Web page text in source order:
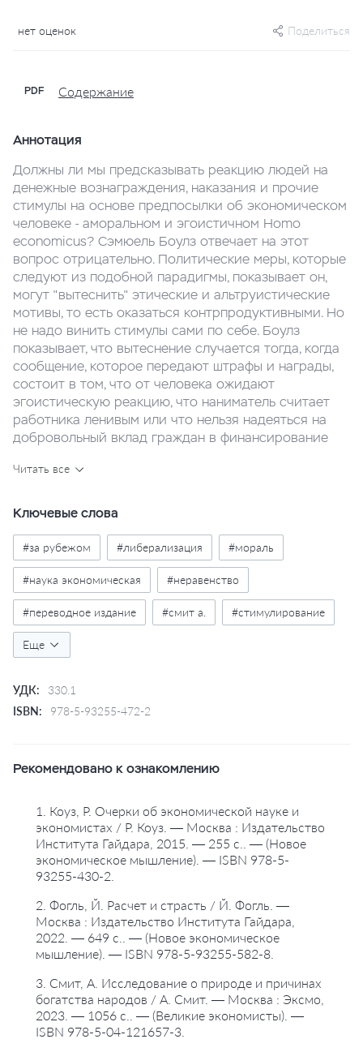
нет оценок Поделиться
PDF Содержание
Аннотация
Должны ли мы предсказывать реакцию людей на
денежные вознаграждения, наказания и прочие
стимулы на основе предпосылки об экономическом
человеке - аморальном и эгоистичном Homo
economicus? Сэмюель Боулз отвечает на этот
вопрос отрицательно. Политические меры, которые
следуют из подобной парадигмы, показывает он,
могут "вытеснить" этические и альтруистические
мотивы, то есть оказаться контрпродуктивными. Но
не надо винить стимулы сами по себе. Боулз
показывает, что вытеснение случается тогда, когда
сообщение, которое передают штрафы и награды,
состоит в том, что от человека ожидают
эгоистическую реакцию, что наниматель считает
работника ленивым или что нельзя надеяться на
добровольный вклад граждан в финансирование
современных примеров, а также поведенческих
продуманные стимулы могут дополнять
хорошее управление.
Читать все
Ключевые слова
#за рубежом #либерализация #мораль
#наука экономическая #неравенство
#переводное издание #смит а. #стимулирование
#теория экономики
#человек экономический
#экономические исследования
#экономическое поведение
Еще
УДК:
330.1
ISBN:
978-5-93255-472-2
Рекомендовано к ознакомлению
1. Коуз, Р. Очерки об экономической науке и
экономистах / Р. Коуз. — Москва : Издательство
Института Гайдара, 2015. — 255 с.. — (Новое
экономическое мышление). — ISBN 978-5-
93255-430-2.
2. Фогль, Й. Расчет и страсть / Й. Фогль. —
Москва : Издательство Института Гайдара,
2022. — 649 с.. — (Новое экономическое
мышление). — ISBN 978-5-93255-582-8.
3. Смит, А. Исследование о природе и причинах
богатства народов / А. Смит. — Москва : Эксмо,
2023. — 1056 с.. — (Великие экономисты). —
ISBN 978-5-04-121657-3.